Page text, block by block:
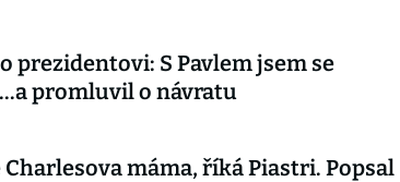
prezidentovi: S Pavlem jsem se
promluvil o návratu
máma, říká Piastri. Popsal